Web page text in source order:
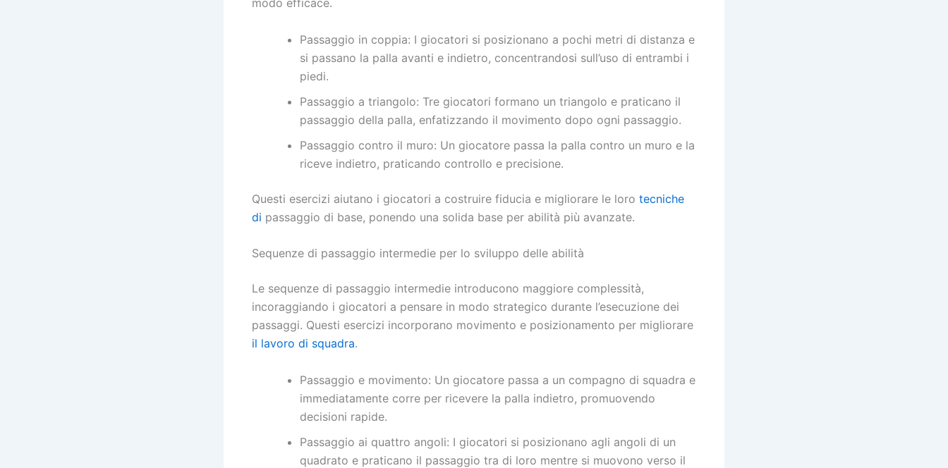
modo efficace.
Passaggio in coppia: I giocatori si posizionano a pochi metri di distanza e
si passano la palla avanti e indietro, concentrandosi sull’uso di entrambi i
piedi.
Passaggio a triangolo: Tre giocatori formano un triangolo e praticano il
passaggio della palla, enfatizzando il movimento dopo ogni passaggio.
Passaggio contro il muro: Un giocatore passa la palla contro un muro e la
riceve indietro, praticando controllo e precisione.
Questi esercizi aiutano i giocatori a costruire fiducia e migliorare le loro tecniche
di passaggio di base, ponendo una solida base per abilità più avanzate.
Sequenze di passaggio intermedie per lo sviluppo delle abilità
Le sequenze di passaggio intermedie introducono maggiore complessità,
incoraggiando i giocatori a pensare in modo strategico durante l’esecuzione dei
passaggi. Questi esercizi incorporano movimento e posizionamento per migliorare
il lavoro di squadra.
Passaggio e movimento: Un giocatore passa a un compagno di squadra e
immediatamente corre per ricevere la palla indietro, promuovendo
decisioni rapide.
Passaggio ai quattro angoli: I giocatori si posizionano agli angoli di un
quadrato e praticano il passaggio tra di loro mentre si muovono verso il